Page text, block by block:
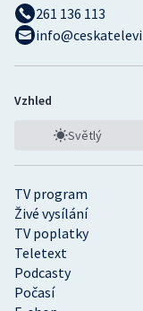
TV program
Živé vysílání
TV poplatky
Teletext
Podcasty
Počasí
261 136 113
Vzhled
Světlý